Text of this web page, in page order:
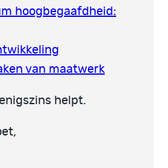
hoogbegaafdheid:
van maatwerk
helpt.